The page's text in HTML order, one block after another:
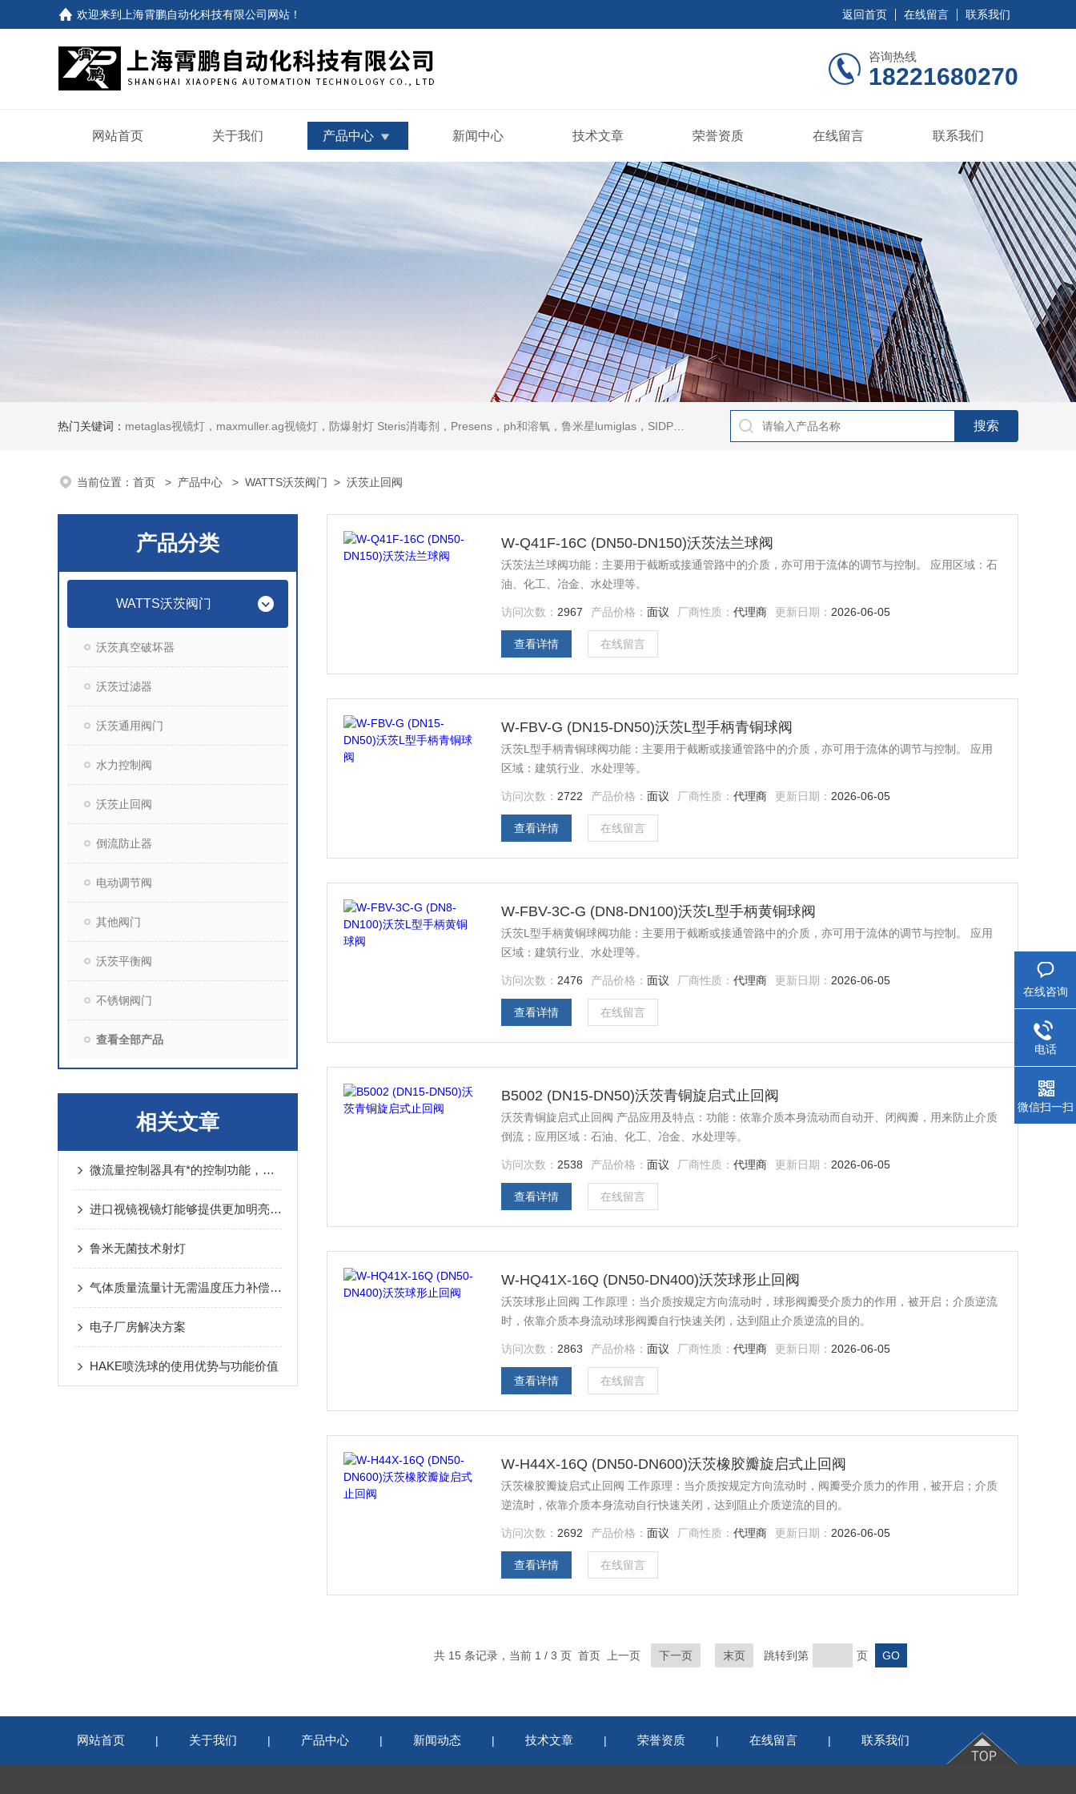
欢迎来到 上海霄鹏自动化科技有限公司网站 ！ 返回首页 在线留言 联系我们
咨询热线
18221680270
网站首页 关于我们 产品中心 新闻中心 技术文章 荣誉资质 在线留言 联系我们
热门关键词： metaglas视镜灯，maxmuller.ag视镜灯，防爆射灯 Steris消毒剂，Presens，ph和溶氧，鲁米星lumiglas，SIDPH露点仪，进口气体分析仪
当前位置： 首页 > 产品中心 > WATTS沃茨阀门 > 沃茨止回阀
产品分类
WATTS沃茨阀门
沃茨真空破坏器
沃茨过滤器
沃茨通用阀门
水力控制阀
沃茨止回阀
倒流防止器
电动调节阀
其他阀门
沃茨平衡阀
不锈钢阀门
查看全部产品
相关文章
微流量控制器具有*的控制功能，开发需要相应的仿真系统
进口视镜视镜灯能够提供更加明亮的照明效果
鲁米无菌技术射灯
气体质量流量计无需温度压力补偿，保证了其高精度计量
电子厂房解决方案
HAKE喷洗球的使用优势与功能价值
W-Q41F-16C (DN50-DN150)沃茨法兰球阀
沃茨法兰球阀功能：主要用于截断或接通管路中的介质，亦可用于流体的调节与控制。 应用区域：石
油、化工、冶金、水处理等。
访问次数： 2967 产品价格：面议 厂商性质：代理商 更新日期： 2026-06-05
查看详情 在线留言
W-FBV-G (DN15-DN50)沃茨L型手柄青铜球阀
沃茨L型手柄青铜球阀功能：主要用于截断或接通管路中的介质，亦可用于流体的调节与控制。 应用
区域：建筑行业、水处理等。
访问次数： 2722 产品价格：面议 厂商性质：代理商 更新日期： 2026-06-05
查看详情 在线留言
W-FBV-3C-G (DN8-DN100)沃茨L型手柄黄铜球阀
沃茨L型手柄黄铜球阀功能：主要用于截断或接通管路中的介质，亦可用于流体的调节与控制。 应用
区域：建筑行业、水处理等。
访问次数： 2476 产品价格：面议 厂商性质：代理商 更新日期： 2026-06-05
查看详情 在线留言
B5002 (DN15-DN50)沃茨青铜旋启式止回阀
沃茨青铜旋启式止回阀 产品应用及特点：功能：依靠介质本身流动而自动开、闭阀瓣，用来防止介质
倒流；应用区域：石油、化工、冶金、水处理等。
访问次数： 2538 产品价格：面议 厂商性质：代理商 更新日期： 2026-06-05
查看详情 在线留言
W-HQ41X-16Q (DN50-DN400)沃茨球形止回阀
沃茨球形止回阀 工作原理：当介质按规定方向流动时，球形阀瓣受介质力的作用，被开启；介质逆流
时，依靠介质本身流动球形阀瓣自行快速关闭，达到阻止介质逆流的目的。
访问次数： 2863 产品价格：面议 厂商性质：代理商 更新日期： 2026-06-05
查看详情 在线留言
W-H44X-16Q (DN50-DN600)沃茨橡胶瓣旋启式止回阀
沃茨橡胶瓣旋启式止回阀 工作原理：当介质按规定方向流动时，阀瓣受介质力的作用，被开启；介质
逆流时，依靠介质本身流动自行快速关闭，达到阻止介质逆流的目的。
访问次数： 2692 产品价格：面议 厂商性质：代理商 更新日期： 2026-06-05
查看详情 在线留言
共 15 条记录，当前 1 / 3 页 首页 上一页 下一页 末页 跳转到第 页
网站首页 | 关于我们 | 产品中心 | 新闻动态 | 技术文章 | 荣誉资质 | 在线留言 | 联系我们
在线咨询
电话
微信扫一扫